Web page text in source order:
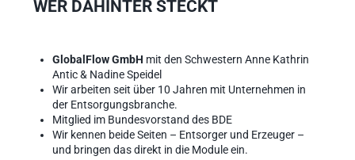
WER DAHINTER STECKT
GlobalFlow GmbH mit den Schwestern Anne Kathrin
Antic & Nadine Speidel
Wir arbeiten seit über 10 Jahren mit Unternehmen in
der Entsorgungsbranche.
Mitglied im Bundesvorstand des BDE
Wir kennen beide Seiten – Entsorger und Erzeuger –
und bringen das direkt in die Module ein.